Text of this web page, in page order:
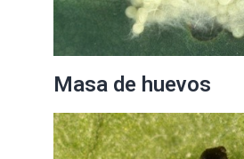
Masa de huevos